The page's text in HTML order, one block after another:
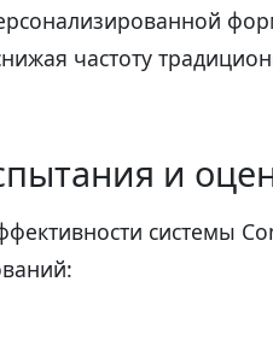
частоту
и
системы